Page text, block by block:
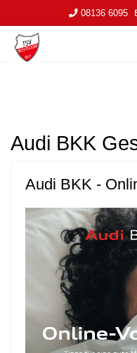
08136 6095
Audi BKK
Audi BKK -